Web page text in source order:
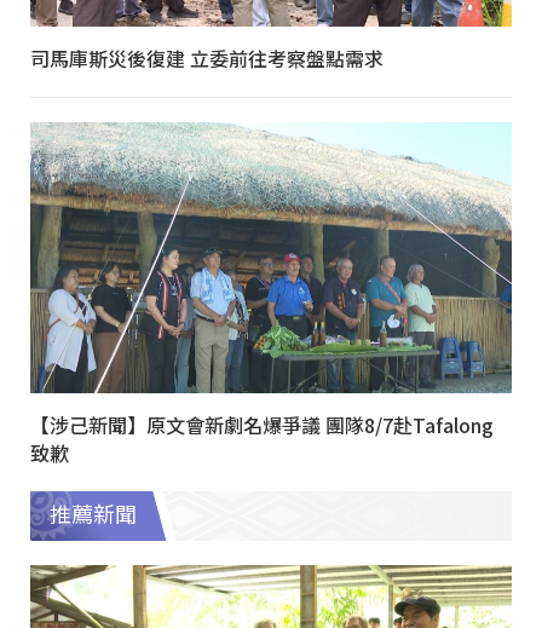
司馬庫斯災後復建 立委前往考察盤點需求
【涉己新聞】原文會新劇名爆爭議 團隊8/7赴Tafalong
致歉
推薦新聞